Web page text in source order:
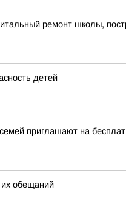
ремонт школы,
детей
приглашают на
обещаний